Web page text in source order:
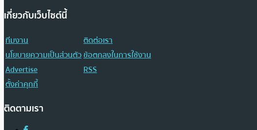
เกี่ยวกับเว็บไซต์นี้
ทีมงาน
ติดต่อเรา
นโยบายความเป็นส่วนตัวข้อตกลงในการใช้งาน
Advertise
RSS
ตั้งค่าคุกกี้
ติดตามเรา